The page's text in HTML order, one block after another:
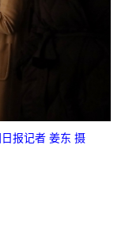
报记者 姜东 摄